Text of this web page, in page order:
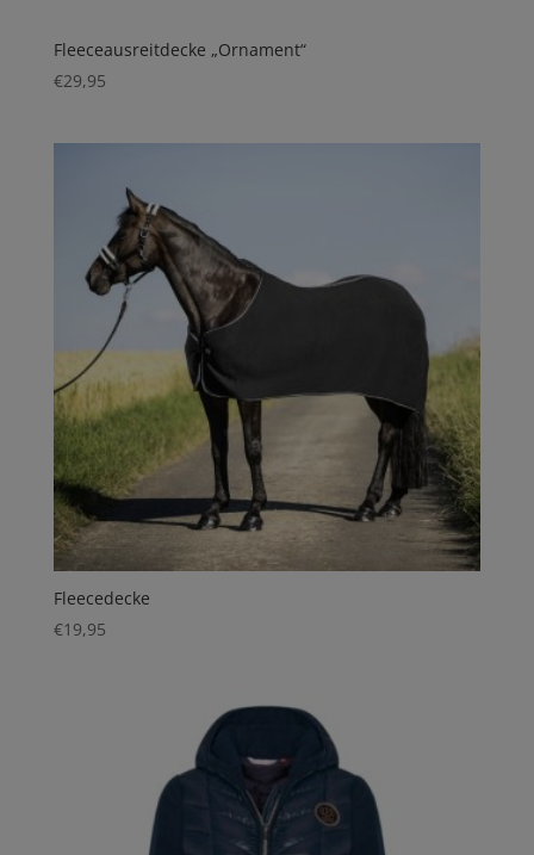
Fleeceausreitdecke „Ornament“
€29,95
Fleecedecke
€19,95